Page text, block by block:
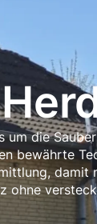
die
bewährte
damit
ohne